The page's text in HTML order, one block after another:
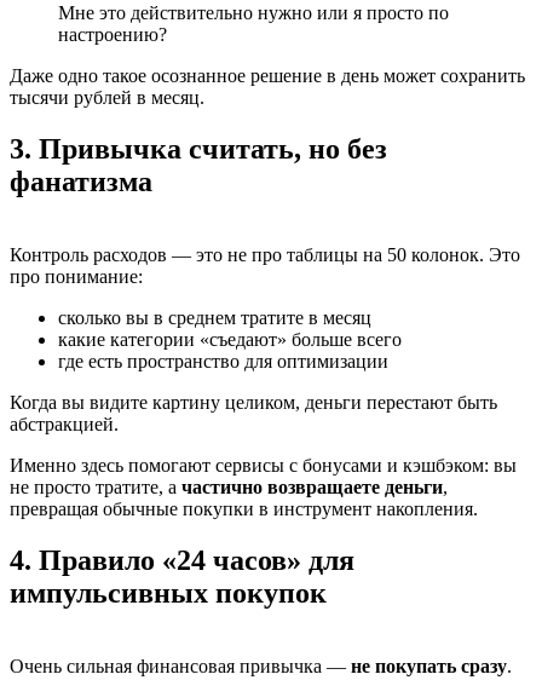
Мне это действительно нужно или я просто по
настроению?
Даже одно такое осознанное решение в день может сохранить
тысячи рублей в месяц.
3. Привычка считать, но без
фанатизма
Контроль расходов — это не про таблицы на 50 колонок. Это
про понимание:
сколько вы в среднем тратите в месяц
какие категории «съедают» больше всего
где есть пространство для оптимизации
Когда вы видите картину целиком, деньги перестают быть
абстракцией.
Именно здесь помогают сервисы с бонусами и кэшбэком: вы
не просто тратите, а частично возвращаете деньги,
превращая обычные покупки в инструмент накопления.
4. Правило «24 часов» для
импульсивных покупок
Очень сильная финансовая привычка — не покупать сразу.